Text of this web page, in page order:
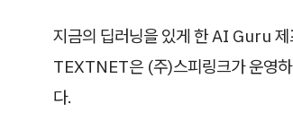
지금의 딥러닝을 있게 한 AI Guru
TEXTNET은 (주)스피링크가 운영
다.